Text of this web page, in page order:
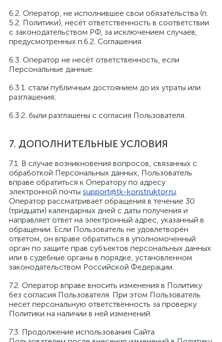
6.2. Оператор, не исполнившее свои обязательства (п.
5.2. Политики), несёт ответственность в соответствии
с законодательством РФ, за исключением случаев,
предусмотренных п.6.2. Соглашения.
6.3. Оператор не несёт ответственность, если
Персональные данные:
6.3.1. стали публичным достоянием до их утраты или
разглашения;
6.3.2. были разглашены с согласия Пользователя.
7. ДОПОЛНИТЕЛЬНЫЕ УСЛОВИЯ
7.1. В случае возникновения вопросов, связанных с
обработкой Персональных данных, Пользователь
вправе обратиться к Оператору по адресу
электронной почты support@tk-konstruktor.ru.
Оператор рассматривает обращения в течение 30
(тридцати) календарных дней с даты получения и
направляет ответ на электронный адрес, указанный в
обращении. Если Пользователь не удовлетворён
ответом, он вправе обратиться в уполномоченный
орган по защите прав субъектов персональных данных
или в судебные органы в порядке, установленном
законодательством Российской Федерации.
7.2. Оператор вправе вносить изменения в Политику
без согласия Пользователя. При этом Пользователь
несет персональную ответственность за проверку
Политики на наличии в ней изменений.
7.3. Продолжение использования Сайта